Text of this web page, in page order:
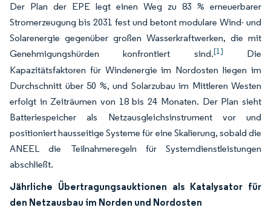
Der Plan der EPE legt einen Weg zu 83 % erneuerbarer
Stromerzeugung bis 2031 fest und betont modulare Wind- und
Solarenergie gegenüber großen Wasserkraftwerken, die mit
Genehmigungshürden konfrontiert sind.[1] Die
Kapazitätsfaktoren für Windenergie im Nordosten liegen im
Durchschnitt über 50 %, und Solarzubau im Mittleren Westen
erfolgt in Zeiträumen von 18 bis 24 Monaten. Der Plan sieht
Batteriespeicher als Netzausgleichsinstrument vor und
positioniert hausseitige Systeme für eine Skalierung, sobald die
ANEEL die Teilnahmeregeln für Systemdienstleistungen
abschließt.
Jährliche Übertragungsauktionen als Katalysator für
den Netzausbau im Norden und Nordosten